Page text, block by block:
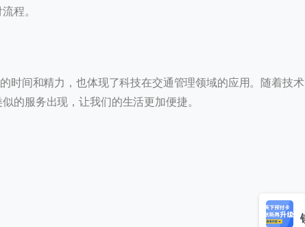
程。
时间和精力，也体现了科技在交通管理领域的应用。随着技术
的服务出现，让我们的生活更加便捷。
30 分钟内